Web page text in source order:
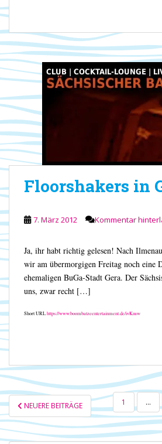
Floorshakers in
7. März 2012 Kommentar
Ja, ihr habt richtig gelesen! Nach
wir am übermorgigen Freitag noch eine
ehemaligen BuGa-Stadt Gera. Der
uns, zwar recht […]
Short URLhttps://www.boombatzeentertainment.de/ivKmw
DER
BEITRÄGE
NEUERE BEITRÄGE 1 …